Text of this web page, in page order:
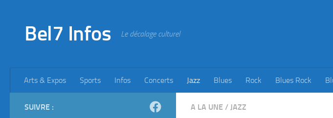
Bel7 Infos Le décalage culturel
Arts & Expos Sports Infos Concerts Jazz Blues Rock Blues Rock
A LA UNE / JAZZ
SUIVRE :